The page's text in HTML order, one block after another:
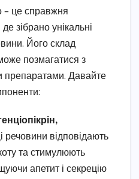
– це справжня
зібрано унікальні
Його склад
позмагатися з
препаратами. Давайте
речовини відповідають
та стимулюють
апетит і секрецію